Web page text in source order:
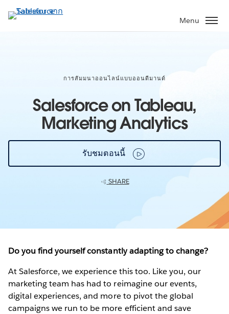
ไป
Menu
การสัมมนาออนไลน์แบบออนดีมานด์
Salesforce on Tableau,
Marketing Analytics
รับชมตอนนี้
SHARE
Do you find yourself constantly adapting to change?
At Salesforce, we experience this too. Like you, our
marketing team has had to reimagine our events,
digital experiences, and more to pivot the global
campaigns we run to be more efficient and save